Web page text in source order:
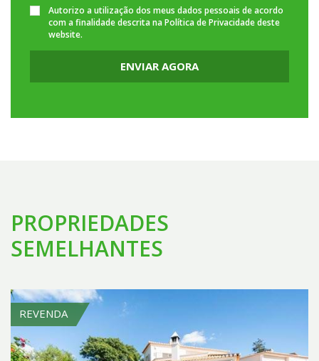
Autorizo a utilização dos meus dados pessoais de acordo
com a finalidade descrita na Política de Privacidadedeste
website.
ENVIAR AGORA
PROPRIEDADES
SEMELHANTES
REVENDA